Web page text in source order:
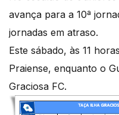
avança para a 10ª
jornadas em atraso.
Este sábado, às 11
Praiense, enquanto o
Graciosa FC.